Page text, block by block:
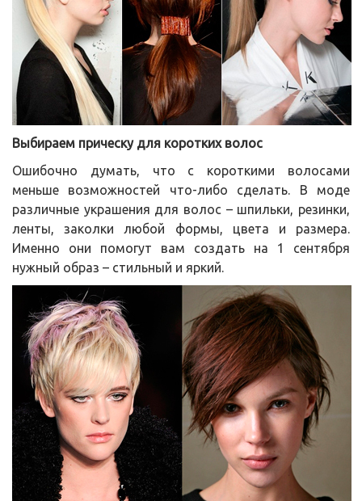
Выбираем прическу для коротких волос
Ошибочно думать, что с короткими волосами
меньше возможностей что-либо сделать. В моде
различные украшения для волос – шпильки, резинки,
ленты, заколки любой формы, цвета и размера.
Именно они помогут вам создать на 1 сентября
нужный образ – стильный и яркий.